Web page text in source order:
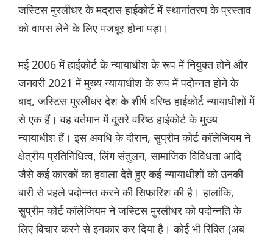
जस्टिस मुरलीधर के मद्रास हाईकोर्ट में स्थानांतरण के प्रस्ताव
को वापस लेने के लिए मजबूर होना पड़ा।
मई 2006 में हाईकोर्ट के न्यायाधीश के रूप में नियुक्त होने और
जनवरी 2021 में मुख्य न्यायाधीश के रूप में पदोन्नत होने के
बाद, जस्टिस मुरलीधर देश के शीर्ष वरिष्ठ हाईकोर्ट न्यायाधीशों में
से एक हैं। वह वर्तमान में दूसरे वरिष्ठ हाईकोर्ट के मुख्य
न्यायाधीश हैं। इस अवधि के दौरान, सुप्रीम कोर्ट कॉलेजियम ने
क्षेत्रीय प्रतिनिधित्व, लिंग संतुलन, सामाजिक विविधता आदि
जैसे कई कारकों का हवाला देते हुए कई न्यायाधीशों को उनकी
बारी से पहले पदोन्नत करने की सिफारिश की है। हालांकि,
सुप्रीम कोर्ट कॉलेजियम ने जस्टिस मुरलीधर को पदोन्नति के
लिए विचार करने से इनकार कर दिया है। कोई भी रिक्ति (अब